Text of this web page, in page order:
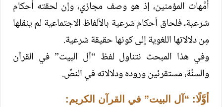
أمَّهات المؤمنين، إذ هو وصف مجازي، وإن لحقته أحكام
شرعية، فلحاق أحكام شرعية بالألفاظ الاجتماعية لم ينقلها
مِن دلالاتها اللغوية إلى كونها حقيقة شرعية.
وفي هذا المبحث نتناول لفظ “آل البيت” في القرآن
والسنَّة، مستقرئين وروده ودلالاته في النصِّ.
أوَّلًا: “آل البيت” في القرآن الكريم: